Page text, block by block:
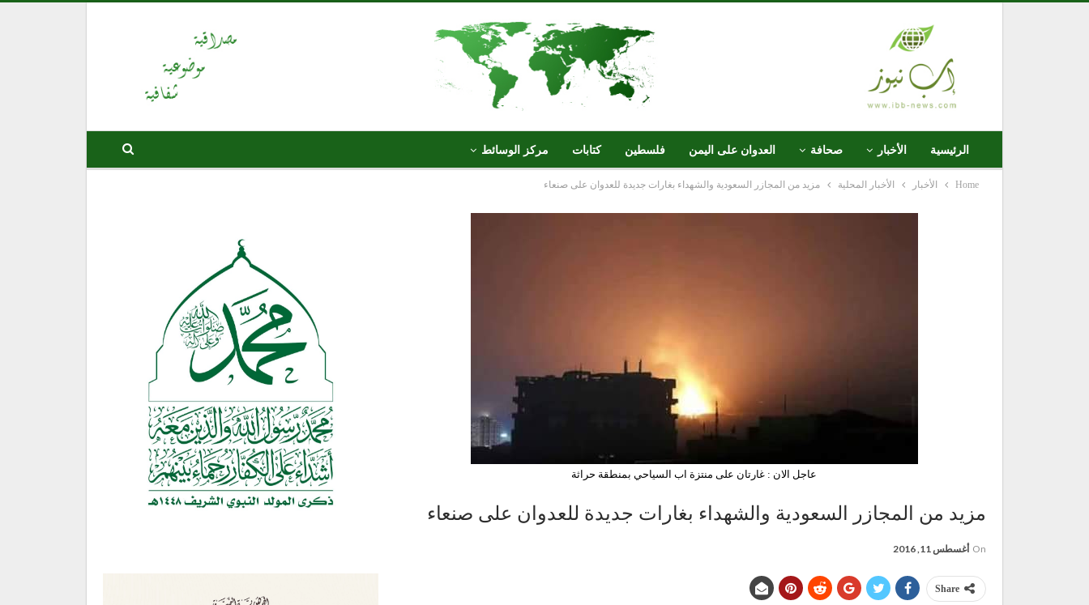
الرئيسية الأخبار صحافة العدوان على اليمن فلسطين كتابات مركز الوسائط
Home الأخبار الأخبار المحلية مزيد من المجازر السعودية والشهداء بغارات جديدة للعدوان على صنعاء
عاجل الان : غارتان على منتزة اب السياحي بمنطقة حراثة
مزيد من المجازر السعودية والشهداء بغارات جديدة للعدوان على صنعاء
On أغسطس 11, 2016
Share